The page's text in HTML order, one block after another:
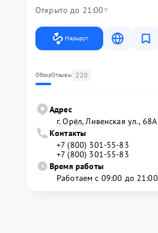
Открыто до 21:00
Маршрут
ОбзорОтзывы 220
Адрес
г. Орёл, Ливенская ул., 68А
Контакты
+7 (800) 301-55-83
+7 (800) 301-55-83
Время работы
Работаем с 09:00 до 21:00